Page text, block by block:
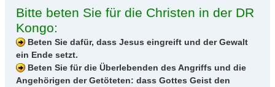
Bitte beten Sie für die Christen in der DR
Kongo:
Beten Sie dafür, dass Jesus eingreift und der Gewalt
ein Ende setzt.
Beten Sie für die Überlebenden des Angriffs und die
Angehörigen der Getöteten: dass Gottes Geist den